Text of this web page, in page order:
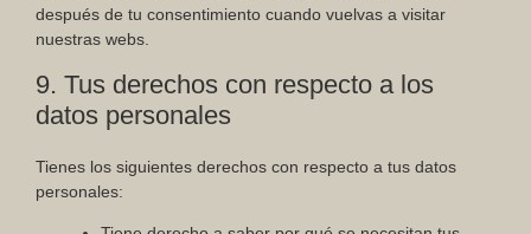
después de tu consentimiento cuando vuelvas a visitar
nuestras webs.
9. Tus derechos con respecto a los
datos personales
Tienes los siguientes derechos con respecto a tus datos
personales: